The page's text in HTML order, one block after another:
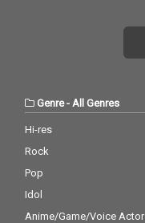
Genre- All Genres
Hi-res
Rock
Pop
Idol
Anime/Game/Voice Actor